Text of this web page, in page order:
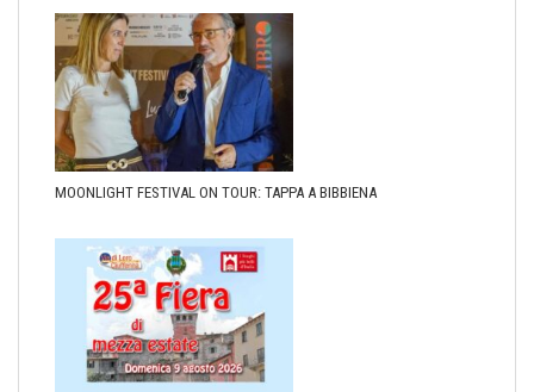
MOONLIGHT FESTIVAL ON TOUR: TAPPA A BIBBIENA